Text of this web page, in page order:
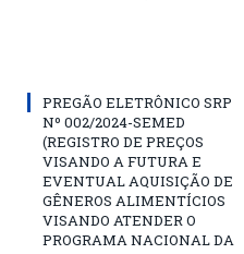
PREGÃO ELETRÔNICO SRP
Nº 002/2024-SEMED
(REGISTRO DE PREÇOS
VISANDO A FUTURA E
EVENTUAL AQUISIÇÃO DE
GÊNEROS ALIMENTÍCIOS
VISANDO ATENDER O
PROGRAMA NACIONAL DA